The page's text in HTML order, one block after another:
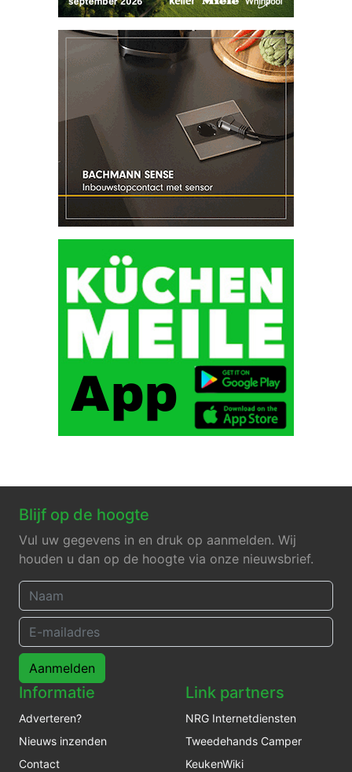
Blijf op de hoogte
Vul uw gegevens in en druk op aanmelden. Wij
houden u dan op de hoogte via onze nieuwsbrief.
Aanmelden
Informatie
Adverteren?
Nieuws inzenden
Contact
Link partners
NRG Internetdiensten
Tweedehands Camper
KeukenWiki